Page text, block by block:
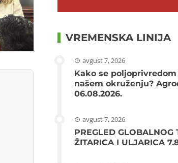
VREMENSKA LINIJA
avgust 7, 2026
Kako se poljoprivredom
našem okruženju?
06.08.2026.
avgust 7, 2026
PREGLED GLOBALNOG
ŽITARICA I ULJARICA